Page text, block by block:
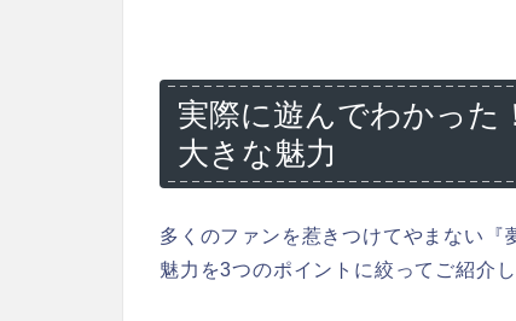
実際に遊んでわかった
大きな魅力
多くのファンを惹きつけてやまない
魅力を3つのポイントに絞ってご紹介し